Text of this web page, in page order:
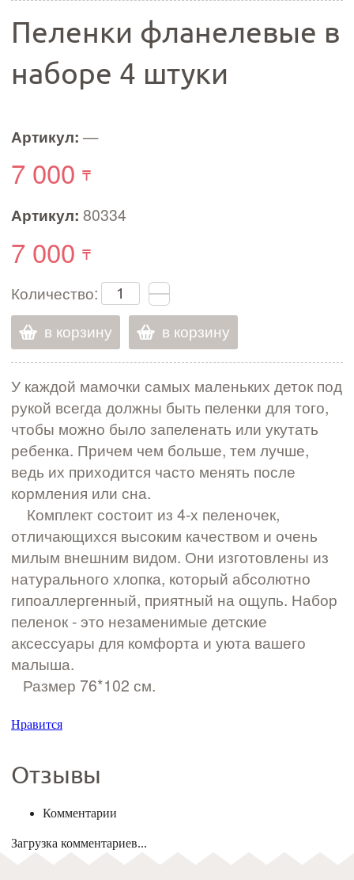
Пеленки фланелевые в
наборе 4 штуки
Артикул: —
7 000
Артикул: 80334
7 000
Количество:
в корзину
в корзину
У каждой мамочки самых маленьких деток под
рукой всегда должны быть пеленки для того,
чтобы можно было запеленать или укутать
ребенка. Причем чем больше, тем лучше,
ведь их приходится часто менять после
кормления или сна.
Комплект состоит из 4-х пеленочек,
отличающихся высоким качеством и очень
милым внешним видом. Они изготовлены из
натурального хлопка, который абсолютно
гипоаллергенный, приятный на ощупь. Набор
пеленок - это незаменимые детские
аксессуары для комфорта и уюта вашего
малыша.
Размер 76*102 см.
Нравится
Отзывы
Комментарии
Загрузка комментариев...